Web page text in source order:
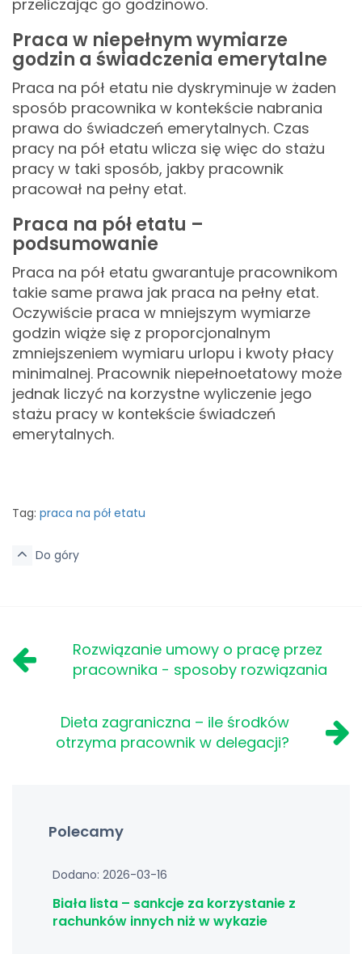
przeliczając go godzinowo.
Praca w niepełnym wymiarze
godzin a świadczenia emerytalne
Praca na pół etatu nie dyskryminuje w żaden
sposób pracownika w kontekście nabrania
prawa do świadczeń emerytalnych. Czas
pracy na pół etatu wlicza się więc do stażu
pracy w taki sposób, jakby pracownik
pracował na pełny etat.
Praca na pół etatu –
podsumowanie
Praca na pół etatu gwarantuje pracownikom
takie same prawa jak praca na pełny etat.
Oczywiście praca w mniejszym wymiarze
godzin wiąże się z proporcjonalnym
zmniejszeniem wymiaru urlopu i kwoty płacy
minimalnej. Pracownik niepełnoetatowy może
jednak liczyć na korzystne wyliczenie jego
stażu pracy w kontekście świadczeń
emerytalnych.
Tag: praca na pół etatu
Do góry
Rozwiązanie umowy o pracę przez
pracownika - sposoby rozwiązania
Dieta zagraniczna – ile środków
otrzyma pracownik w delegacji?
Polecamy
Dodano: 2026-03-16
Biała lista – sankcje za korzystanie z
rachunków innych niż w wykazie